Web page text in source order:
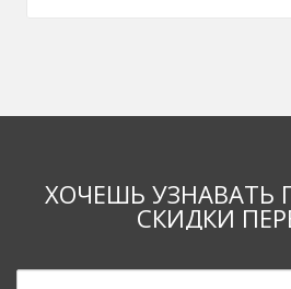
ХОЧЕШЬ УЗНАВАТЬ
СКИДКИ